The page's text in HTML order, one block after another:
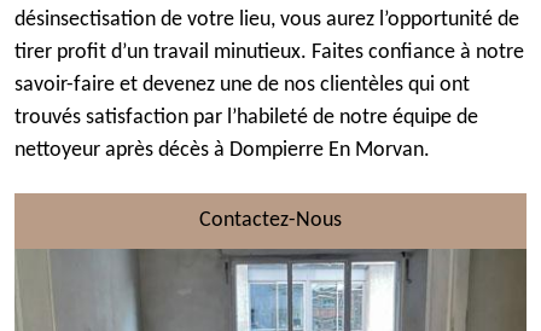
désinsectisation de votre lieu, vous aurez l’opportunité de
tirer profit d’un travail minutieux. Faites confiance à notre
savoir-faire et devenez une de nos clientèles qui ont
trouvés satisfaction par l’habileté de notre équipe de
nettoyeur après décès à Dompierre En Morvan.
Contactez-Nous